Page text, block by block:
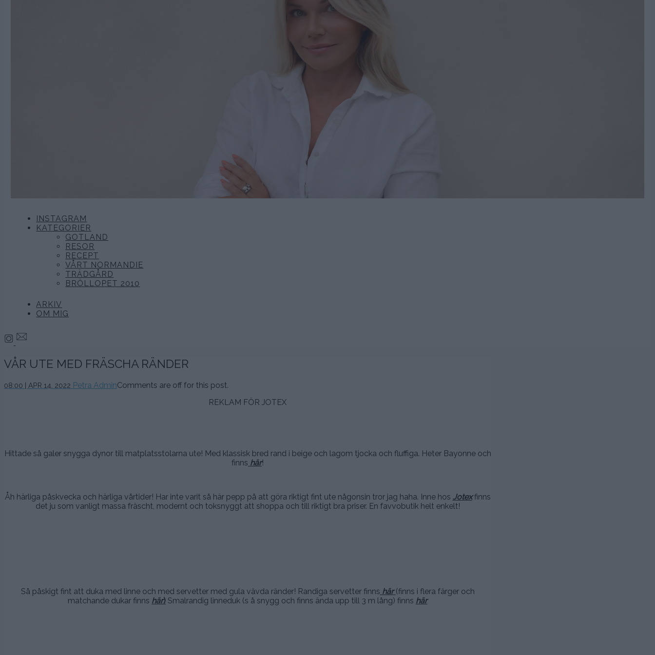
INSTAGRAM
KATEGORIER
GOTLAND
RESOR
RECEPT
VÅRT NORMANDIE
TRÄDGÅRD
BRÖLLOPET 2010
ARKIV
OM MIG
VÅR UTE MED FRÄSCHA RÄNDER
08:00 | APR 14. 2022 13
Petra AdminComments are off for this post.
REKLAM FÖR JOTEX
Hittade så galer snygga dynor till matplatsstolarna ute! Med klassisk bred rand i beige och lagom tjocka och fluffiga. Heter Bayonne och
finns här!
Åh härliga påskvecka och härliga vårtider! Har inte varit så här pepp på att göra riktigt fint ute någonsin tror jag haha. Inne hos Jotexfinns
det ju som vanligt massa fräscht, modernt och toksnyggt att shoppa och till riktigt bra priser. En favvobutik helt enkelt!
Så påskigt fint att duka med linne och med servetter med gula vävda ränder! Randiga servetter finns här (finns i flera färger och
matchande dukar finns här) Smalrandig linneduk (s å snygg och finns ända upp till 3 m lång) finns här